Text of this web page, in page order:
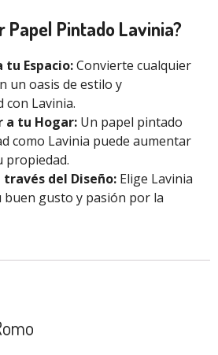
Papel Pintado Lavinia?
Espacio:Convierte cualquier
un oasis de estilo y
con Lavinia.
a tu Hogar: Un papel pintado
como Lavinia puede aumentar
propiedad.
través del Diseño: Elige Lavinia
buen gusto y pasión por la